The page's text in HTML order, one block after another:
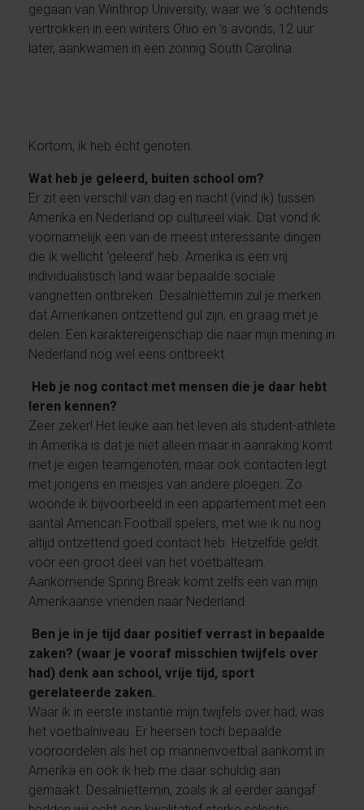
gegaan van Winthrop University, waar we ’s ochtends
vertrokken in een winters Ohio en ’s avonds, 12 uur
later, aankwamen in een zonnig South Carolina.
Kortom, ik heb écht genoten.
Wat heb je geleerd, buiten school om?
Er zit een verschil van dag en nacht (vind ik) tussen
Amerika en Nederland op cultureel vlak. Dat vond ik
voornamelijk een van de meest interessante dingen
die ik wellicht ‘geleerd’ heb. Amerika is een vrij
individualistisch land waar bepaalde sociale
vangnetten ontbreken. Desalniettemin zul je merken
dat Amerikanen ontzettend gul zijn, en graag met je
delen. Een karaktereigenschap die naar mijn mening in
Nederland nog wel eens ontbreekt.
Heb je nog contact met mensen die je daar hebt
leren kennen?
Zeer zeker! Het leuke aan het leven als student-athlete
in Amerika is dat je niet alleen maar in aanraking komt
met je eigen teamgenoten, maar ook contacten legt
met jongens en meisjes van andere ploegen. Zo
woonde ik bijvoorbeeld in een appartement met een
aantal American Football spelers, met wie ik nu nog
altijd ontzettend goed contact heb. Hetzelfde geldt
voor een groot deel van het voetbalteam.
Aankomende Spring Break komt zelfs een van mijn
Amerikaanse vrienden naar Nederland.
Ben je in je tijd daar positief verrast in bepaalde
zaken? (waar je vooraf misschien twijfels over
had) denk aan school, vrije tijd, sport
gerelateerde zaken.
Waar ik in eerste instantie mijn twijfels over had, was
het voetbalniveau. Er heersen toch bepaalde
vooroordelen als het op mannenvoetbal aankomt in
Amerika en ook ik heb me daar schuldig aan
gemaakt. Desalniettemin, zoals ik al eerder aangaf